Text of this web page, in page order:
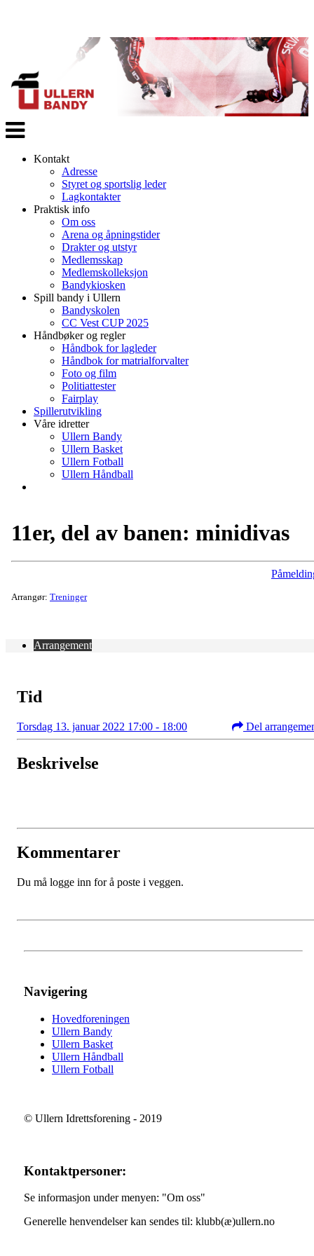
Veksle
navigasjon
Kontakt
Adresse
Styret og sportslig leder
Lagkontakter
Praktisk info
Om oss
Arena og åpningstider
Drakter og utstyr
Medlemsskap
Medlemskolleksjon
Bandykiosken
Spill bandy i Ullern
Bandyskolen
CC Vest CUP 2025
Håndbøker og regler
Håndbok for lagleder
Håndbok for matrialforvalter
Foto og film
Politiattester
Fairplay
Spillerutvikling
Våre idretter
Ullern Bandy
Ullern Basket
Ullern Fotball
Ullern Håndball
11er, del av banen: minidivas
Arrangør: Treninger
Arrangement
Tid
Torsdag 13. januar 2022 17:00 - 18:00 Del
Beskrivelse
Kommentarer
Du må logge inn for å poste i veggen.
Navigering
Hovedforeningen
Ullern Bandy
Ullern Basket
Ullern Håndball
Ullern Fotball
© Ullern Idrettsforening - 2019
Kontaktpersoner:
Se informasjon under menyen: "Om oss"
Generelle henvendelser kan sendes til: klubb(æ)ullern.no